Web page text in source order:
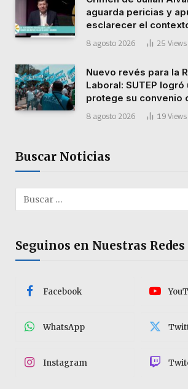
aguarda pericias y
esclarecer el
8 agosto 2026 25 Views
Nuevo revés para la
Laboral: SUTEP
protege su convenio
8 agosto 2026 19 Views
Buscar Noticias
Seguinos en Nuestras Redes
Facebook
WhatsApp
Instagram